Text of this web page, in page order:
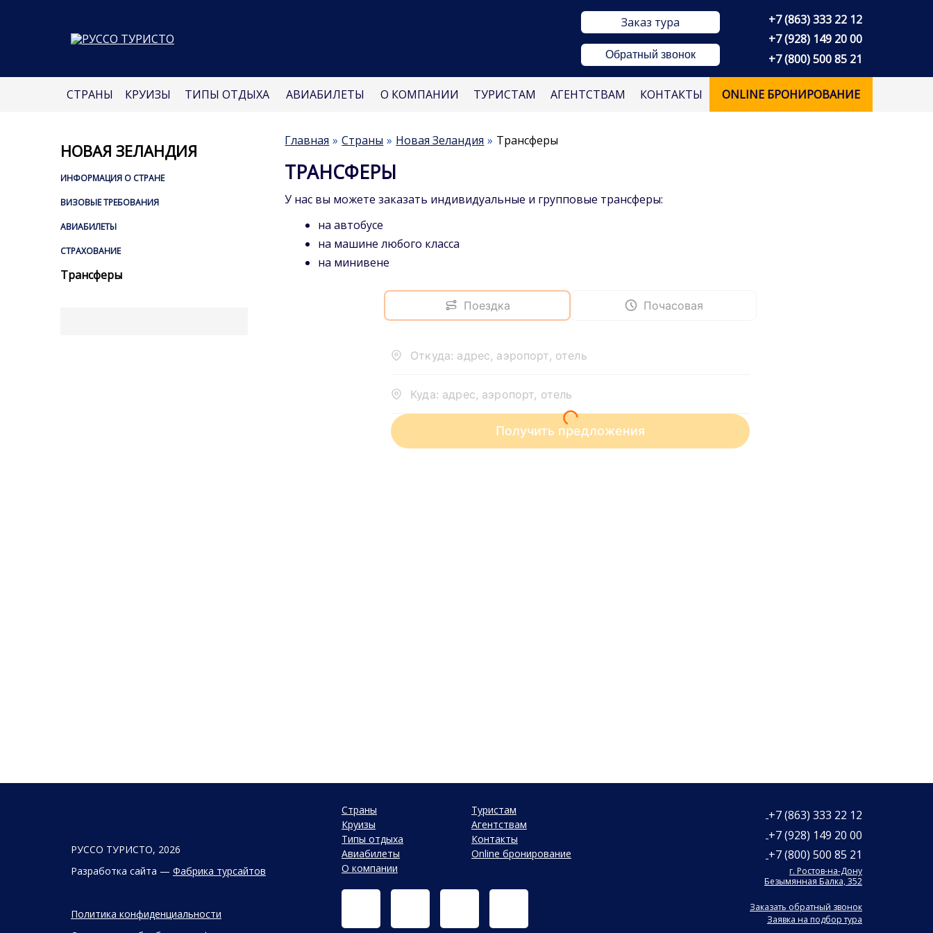
Заказ тура
Обратный звонок
+7 (863) 333 22 12
+7 (928) 149 20 00
+7 (800) 500 85 21
СТРАНЫ КРУИЗЫ ТИПЫ ОТДЫХА АВИАБИЛЕТЫ О КОМПАНИИ ТУРИСТАМ АГЕНТСТВАМ КОНТАКТЫ ONLINE БРОНИРОВАНИЕ
Главная Страны Новая Зеландия Трансферы
ТРАНСФЕРЫ
У нас вы можете заказать индивидуальные и групповые трансферы:
на автобусе
на машине любого класса
на минивене
НОВАЯ ЗЕЛАНДИЯ
ИНФОРМАЦИЯ О СТРАНЕ
ВИЗОВЫЕ ТРЕБОВАНИЯ
АВИАБИЛЕТЫ
СТРАХОВАНИЕ
Трансферы
РУССО ТУРИСТО, 2026
Разработка сайта — Фабрика турсайтов
Политика конфиденциальности
Страны
Круизы
Типы отдыха
Авиабилеты
О компании
Туристам
Агентствам
Контакты
Online бронирование
+7 (863) 333 22 12
+7 (928) 149 20 00
+7 (800) 500 85 21
г. Ростов-на-Дону
Безымянная Балка, 352
Заказать обратный звонок
Заявка на подбор тура